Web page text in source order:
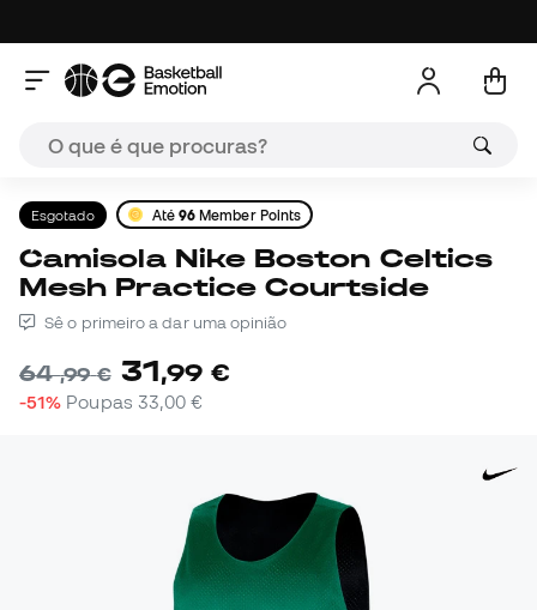
Esgotado Até 96 Member Points
Camisola Nike Boston Celtics
Mesh Practice Courtside
Sê o primeiro a dar uma opinião
64,99 € 31,99 €
-51% Poupas 33,00 €